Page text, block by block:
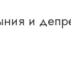
и